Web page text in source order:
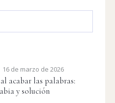
16 de marzo de 2026
acabar las palabras:
y solución